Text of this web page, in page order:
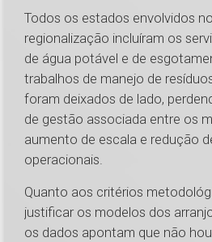
Todos os estados envolvidos
regionalização incluíram os
de água potável e de
trabalhos de manejo de
foram deixados de lado,
de gestão associada entre os
aumento de escala e redução
operacionais.
Quanto aos critérios
justificar os modelos dos
os dados apontam que não